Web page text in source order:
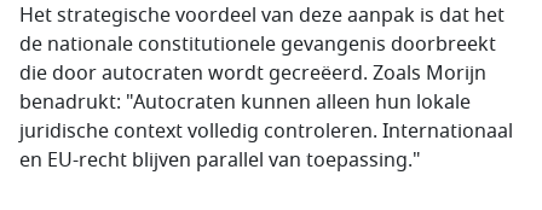
Het strategische voordeel van deze aanpak is dat het
de nationale constitutionele gevangenis doorbreekt
die door autocraten wordt gecreëerd. Zoals Morijn
benadrukt: "Autocraten kunnen alleen hun lokale
juridische context volledig controleren. Internationaal
en EU-recht blijven parallel van toepassing."